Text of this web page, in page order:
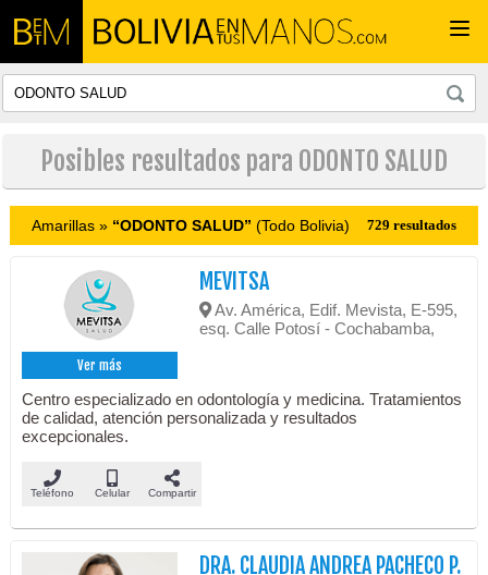
Posibles resultados para ODONTO SALUD
Amarillas » “ODONTO SALUD” (Todo Bolivia) 729 resultados
Ver más
MEVITSA
Av. América, Edif. Mevista, E-595,
esq. Calle Potosí - Cochabamba,
Centro especializado en odontología y medicina. Tratamientos
de calidad, atención personalizada y resultados
excepcionales.
Teléfono Celular Compartir
DRA. CLAUDIA ANDREA PACHECO P.